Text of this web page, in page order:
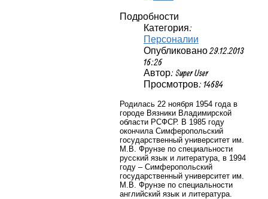
Подробности
Категория:
Персоналии
Опубликовано 29.12.2013
16:26
Автор: Super User
Просмотров: 14684
Родилась 22 ноября 1954 года в
городе Вязники Владимирской
области РСФСР. В 1985 году
окончила Симферопольский
государственный университет им.
М.В. Фрунзе по специальности
русский язык и литература, в 1994
году – Симферопольский
государственный университет им.
М.В. Фрунзе по специальности
английский язык и литература.